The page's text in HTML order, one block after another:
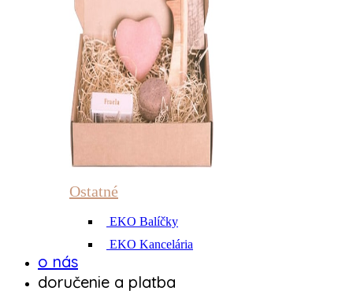
Ostatné
EKO Balíčky
EKO Kancelária
o nás
doručenie a platba